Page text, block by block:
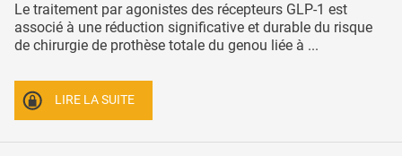
Le traitement par agonistes des récepteurs GLP-1 est
associé à une réduction significative et durable du risque
de chirurgie de prothèse totale du genou liée à ...
LIRE LA SUITE